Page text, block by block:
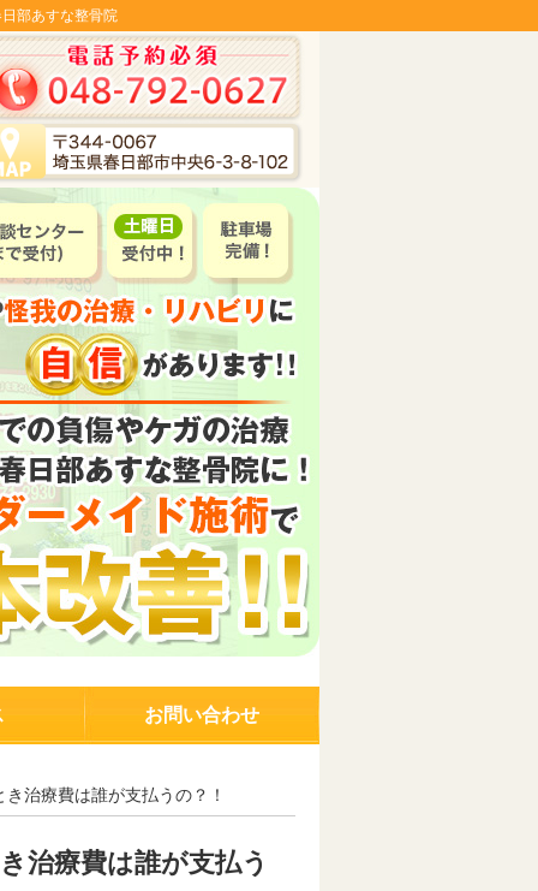
部あすな整骨院
お問い合わせ
治療費は誰が支払うの？！
治療費は誰が支払う